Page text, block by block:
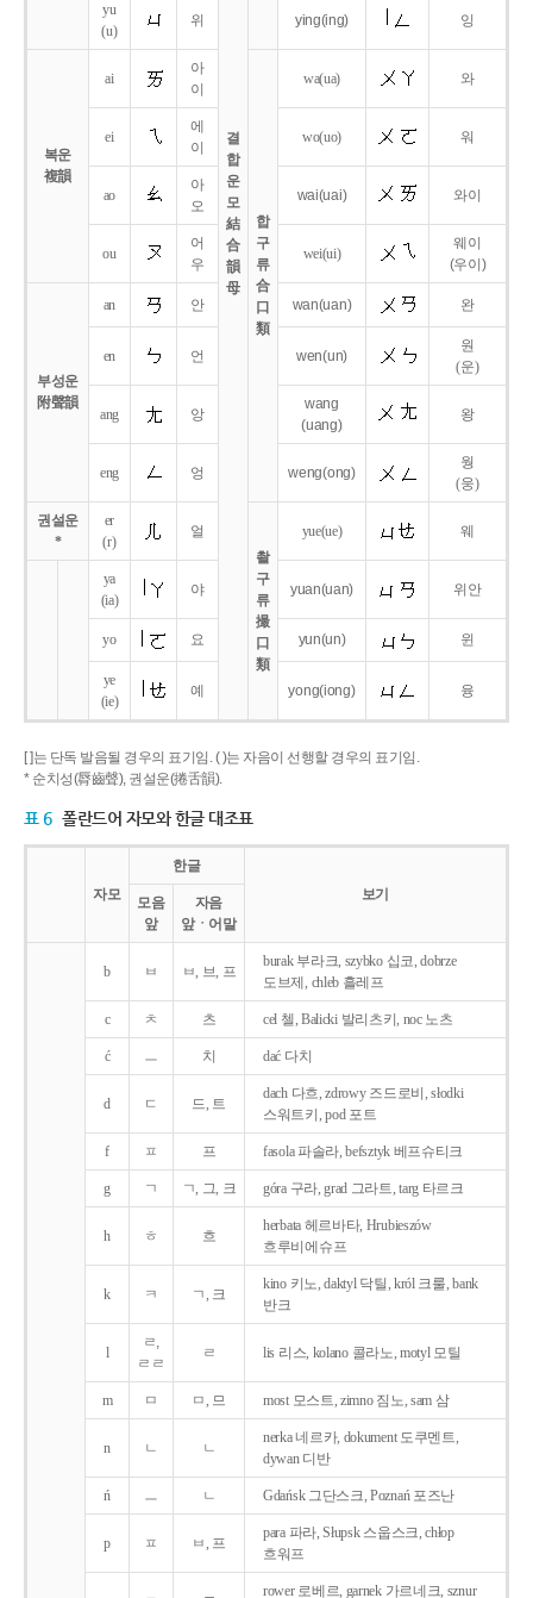
결
합
운
모
結
合
韻
母
yu
(u)
위 ying(ing) 잉
복운
複韻
ai
아
이
합
구
류
合
口
類
wa(ua) 와
ei
에
이
wo(uo) 워
ao
아
오
wai(uai) 와이
ou
어
우
wei(ui)
웨이
(우이)
부성운
附聲韻
an 안 wan(uan) 완
en 언 wen(un)
원
(운)
ang 앙
wang
(uang)
왕
eng 엉 weng(ong)
웡
(웅)
권설운
*
er
(r)
얼
촬
구
류
撮
口
類
yue(ue) 웨
ya
(ia)
야 yuan(uan) 위안
yo 요 yun(un) 윈
ye
(ie)
예 yong(iong) 융
[ ]는 단독 발음될 경우의 표기임. ( )는 자음이 선행할 경우의 표기임.
* 순치성(脣齒聲), 권설운(捲舌韻).
표 6 폴란드어 자모와 한글 대조표
자모
한글
보기
모음
앞
자음
앞ㆍ어말
b ㅂ ㅂ, 브, 프
burak 부라크, szybko 십코, dobrze
도브제, chleb 흘레프
c ㅊ 츠 cel 첼, Balicki 발리츠키, noc 노츠
ć ㅡ 치 dać 다치
d ㄷ 드, 트
dach 다흐, zdrowy 즈드로비, słodki
스워트키, pod 포트
f ㅍ 프 fasola 파솔라, befsztyk 베프슈티크
g ㄱ ㄱ, 그, 크 góra 구라, grad 그라트, targ 타르크
h ㅎ 흐
herbata 헤르바타, Hrubieszów
흐루비에슈프
k ㅋ ㄱ, 크
kino 키노, daktyl 닥틸, król 크룰, bank
반크
l
ㄹ,
ㄹㄹ
ㄹ lis 리스, kolano 콜라노, motyl 모틸
m ㅁ ㅁ, 므 most 모스트, zimno 짐노, sam 삼
n ㄴ ㄴ
nerka 네르카, dokument 도쿠멘트,
dywan 디반
ń ㅡ ㄴ Gdańsk 그단스크, Poznań 포즈난
p ㅍ ㅂ, 프
para 파라, Słupsk 스웁스크, chłop
흐워프
rower 로베르, garnek 가르네크, sznur